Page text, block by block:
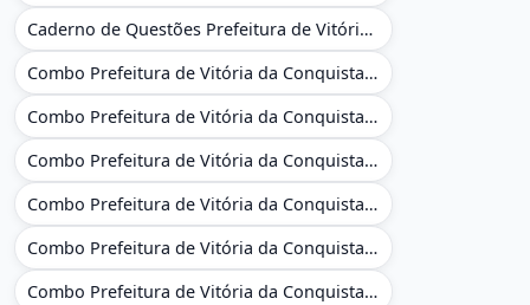
Caderno de Questões Prefeitura de Vitória da Conquista em PDF - BA - Conhecimentos Gerais - 450 Questões Gabaritadas
Combo Prefeitura de Vitória da Conquista - BA 2026 - Monitor Escolar (Educação Infantil e Cobertura das AC'S)
Combo Prefeitura de Vitória da Conquista - BA 2026 - Monitor Escolar (Educação Infantil e Cobertura das AC'S)
Combo Prefeitura de Vitória da Conquista - BA 2026 - Monitor Escolar (Suporte às Crianças com Deficiência)
Combo Prefeitura de Vitória da Conquista - BA 2026 - Monitor Escolar (Suporte às Crianças com Deficiência)
Combo Prefeitura de Vitória da Conquista - BA 2026 - Pedagogo - Zona Urbana e/ou Rural
Combo Prefeitura de Vitória da Conquista - BA 2026 - Pedagogo - Zona Urbana e/ou Rural